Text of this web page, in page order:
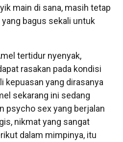
main di sana, masih tetap
bagus sekali untuk
tertidur nyenyak,
rasakan pada kondisi
kepuasan yang dirasanya
sekarang ini sedang
psycho sex yang berjalan
nikmat yang sangat
dalam mimpinya, itu